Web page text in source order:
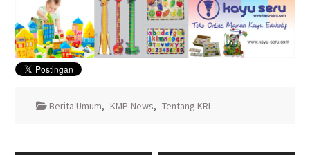
Berita Umum, KMP-News, Tentang KRL